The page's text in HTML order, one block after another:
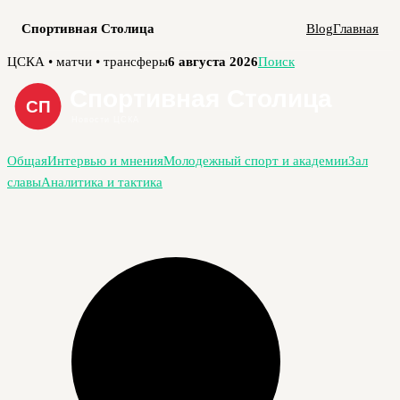
Спортивная Столица BlogГлавная
Перейти
содержимому
ЦСКА • матчи • трансферы6 августа 2026Поиск
ОбщаяИнтервью и мненияМолодежный спорт и академииЗал
славыАналитика и тактика